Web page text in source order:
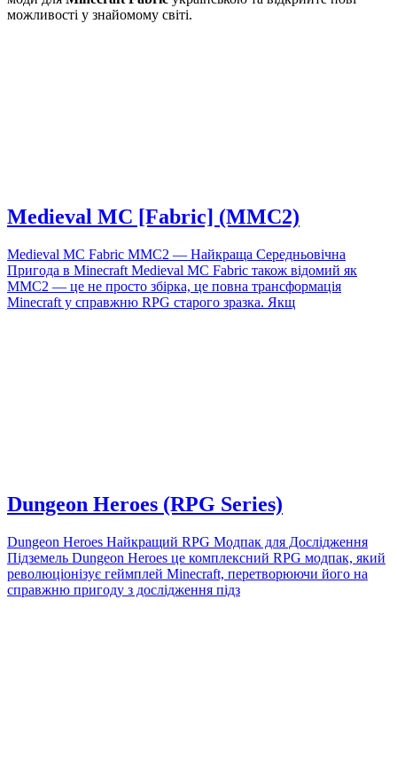
можливості у знайомому світі.
Medieval MC [Fabric] (MMC2)
Medieval MC Fabric MMC2 — Найкраща Середньовічна
Пригода в Minecraft Medieval MC Fabric також відомий як
MMC2 — це не просто збірка, це повна трансформація
Minecraft у справжню RPG старого зразка. Якщ
Dungeon Heroes (RPG Series)
Dungeon Heroes Найкращий RPG Модпак для Дослідження
Підземель Dungeon Heroes це комплексний RPG модпак, який
революціонізує геймплей Minecraft, перетворюючи його на
справжню пригоду з дослідження підз